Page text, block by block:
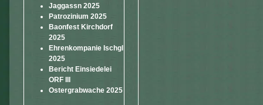
Jaggassn 2025
Patrozinium 2025
Baonfest Kirchdorf
2025
Ehrenkompanie Ischgl
2025
Bericht Einsiedelei
ORF III
Ostergrabwache 2025